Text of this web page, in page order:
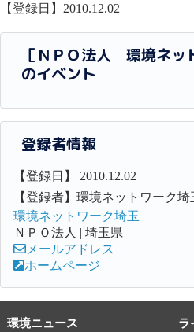
【登録日】2010.12.02
［ＮＰＯ法人 環境ネッ
のイベント
登録者情報
【登録日】 2010.12.02
【登録者】環境ネットワーク埼
環境ネットワーク埼玉
ＮＰＯ法人 | 埼玉県
メールアドレス
ホームページ
環境ニュース ラ